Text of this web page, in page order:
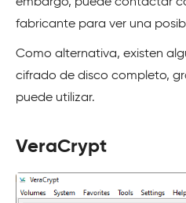
embargo, puede contactar
fabricante para ver una
Como alternativa, existen
cifrado de disco completo,
puede utilizar.
VeraCrypt